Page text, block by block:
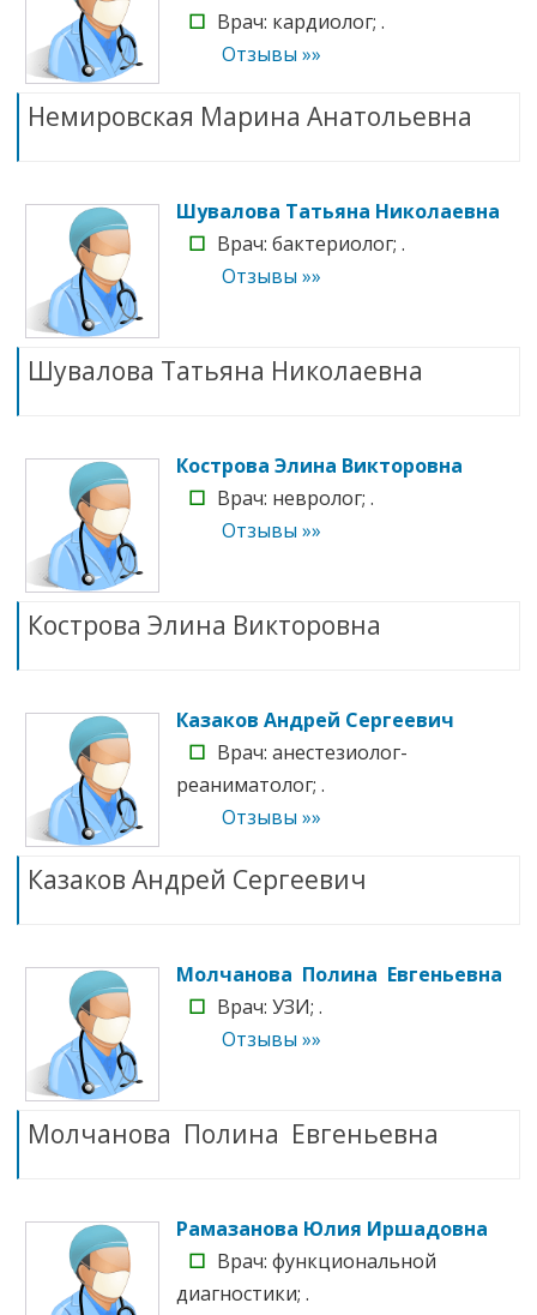
☐ Врач: кардиолог; .
Отзывы »»
Немировская Марина Анатольевна
Шувалова Татьяна Николаевна
☐ Врач: бактериолог; .
Отзывы »»
Шувалова Татьяна Николаевна
Кострова Элина Викторовна
☐ Врач: невролог; .
Отзывы »»
Кострова Элина Викторовна
Казаков Андрей Сергеевич
☐ Врач: анестезиолог-
реаниматолог; .
Отзывы »»
Казаков Андрей Сергеевич
Молчанова Полина Евгеньевна
☐ Врач: УЗИ; .
Отзывы »»
Молчанова Полина Евгеньевна
Рамазанова Юлия Иршадовна
☐ Врач: функциональной
диагностики; .